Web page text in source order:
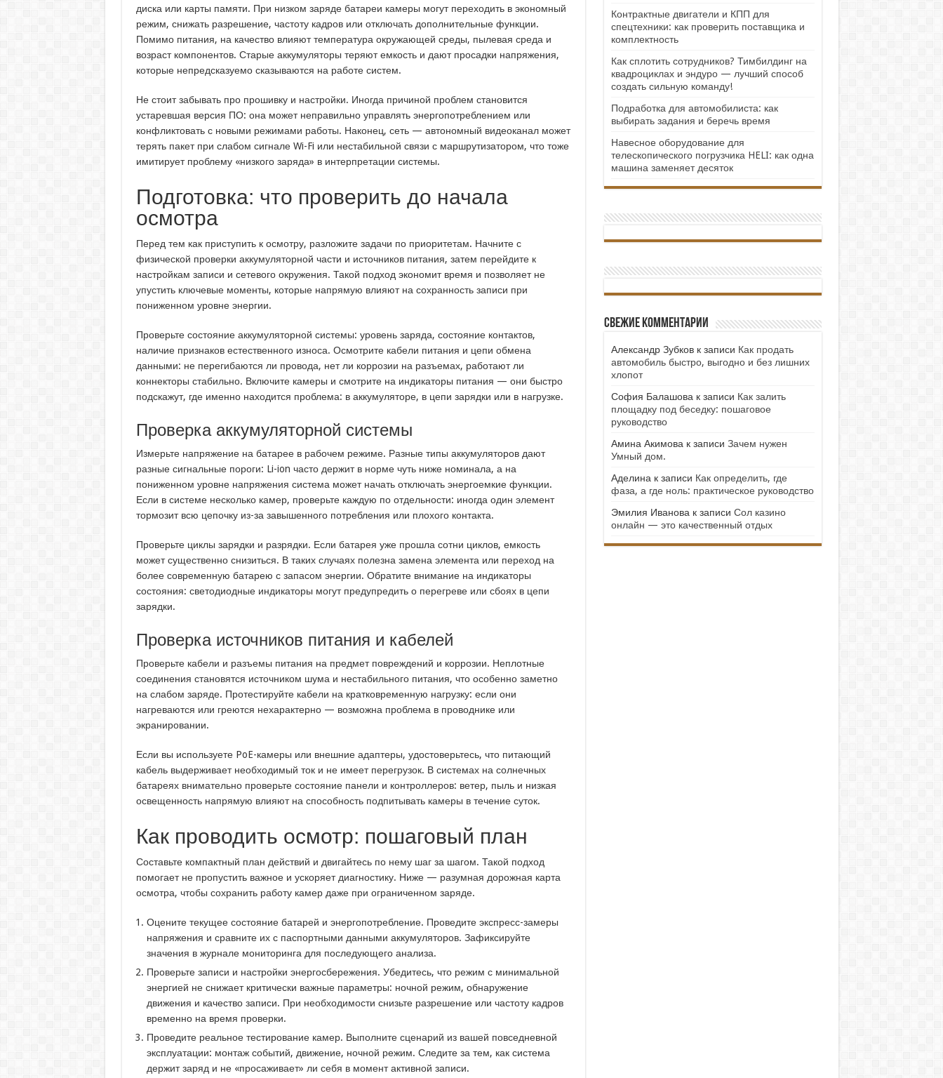
диска или карты памяти. При низком заряде батареи камеры могут переходить в экономный
режим, снижать разрешение, частоту кадров или отключать дополнительные функции.
Помимо питания, на качество влияют температура окружающей среды, пылевая среда и
возраст компонентов. Старые аккумуляторы теряют емкость и дают просадки напряжения,
которые непредсказуемо сказываются на работе систем.
Не стоит забывать про прошивку и настройки. Иногда причиной проблем становится
устаревшая версия ПО: она может неправильно управлять энергопотреблением или
конфликтовать с новыми режимами работы. Наконец, сеть — автономный видеоканал может
терять пакет при слабом сигнале Wi-Fi или нестабильной связи с маршрутизатором, что тоже
имитирует проблему «низкого заряда» в интерпретации системы.
Подготовка: что проверить до начала
осмотра
Перед тем как приступить к осмотру, разложите задачи по приоритетам. Начните с
физической проверки аккумуляторной части и источников питания, затем перейдите к
настройкам записи и сетевого окружения. Такой подход экономит время и позволяет не
упустить ключевые моменты, которые напрямую влияют на сохранность записи при
пониженном уровне энергии.
Проверьте состояние аккумуляторной системы: уровень заряда, состояние контактов,
наличие признаков естественного износа. Осмотрите кабели питания и цепи обмена
данными: не перегибаются ли провода, нет ли коррозии на разъемах, работают ли
коннекторы стабильно. Включите камеры и смотрите на индикаторы питания — они быстро
подскажут, где именно находится проблема: в аккумуляторе, в цепи зарядки или в нагрузке.
Проверка аккумуляторной системы
Измерьте напряжение на батарее в рабочем режиме. Разные типы аккумуляторов дают
разные сигнальные пороги: Li-ion часто держит в норме чуть ниже номинала, а на
пониженном уровне напряжения система может начать отключать энергоемкие функции.
Если в системе несколько камер, проверьте каждую по отдельности: иногда один элемент
тормозит всю цепочку из-за завышенного потребления или плохого контакта.
Проверьте циклы зарядки и разрядки. Если батарея уже прошла сотни циклов, емкость
может существенно снизиться. В таких случаях полезна замена элемента или переход на
более современную батарею с запасом энергии. Обратите внимание на индикаторы
состояния: светодиодные индикаторы могут предупредить о перегреве или сбоях в цепи
зарядки.
Проверка источников питания и кабелей
Проверьте кабели и разъемы питания на предмет повреждений и коррозии. Неплотные
соединения становятся источником шума и нестабильного питания, что особенно заметно
на слабом заряде. Протестируйте кабели на кратковременную нагрузку: если они
нагреваются или греются нехарактерно — возможна проблема в проводнике или
экранировании.
Если вы используете PoE-камеры или внешние адаптеры, удостоверьтесь, что питающий
кабель выдерживает необходимый ток и не имеет перегрузок. В системах на солнечных
батареях внимательно проверьте состояние панели и контроллеров: ветер, пыль и низкая
освещенность напрямую влияют на способность подпитывать камеры в течение суток.
Как проводить осмотр: пошаговый план
Составьте компактный план действий и двигайтесь по нему шаг за шагом. Такой подход
помогает не пропустить важное и ускоряет диагностику. Ниже — разумная дорожная карта
осмотра, чтобы сохранить работу камер даже при ограниченном заряде.
Оцените текущее состояние батарей и энергопотребление. Проведите экспресс-замеры
напряжения и сравните их с паспортными данными аккумуляторов. Зафиксируйте
значения в журнале мониторинга для последующего анализа.
Проверьте записи и настройки энергосбережения. Убедитесь, что режим с минимальной
энергией не снижает критически важные параметры: ночной режим, обнаружение
движения и качество записи. При необходимости снизьте разрешение или частоту кадров
временно на время проверки.
Проведите реальное тестирование камер. Выполните сценарий из вашей повседневной
эксплуатации: монтаж событий, движение, ночной режим. Следите за тем, как система
держит заряд и не «просаживает» ли себя в момент активной записи.
Контрактные двигатели и КПП для
спецтехники: как проверить поставщика и
комплектность
Как сплотить сотрудников? Тимбилдинг на
квадроциклах и эндуро — лучший способ
создать сильную команду!
Подработка для автомобилиста: как
выбирать задания и беречь время
Навесное оборудование для
телескопического погрузчика HELI: как одна
машина заменяет десяток
Свежие комментарии
Александр Зубковк записи Как продать
автомобиль быстро, выгодно и без лишних
хлопот
София Балашова к записи Как залить
площадку под беседку: пошаговое
руководство
Амина Акимова к записи Зачем нужен
Умный дом.
Аделина к записи Как определить, где
фаза, а где ноль: практическое руководство
Эмилия Иванова к записи Сол казино
онлайн — это качественный отдых